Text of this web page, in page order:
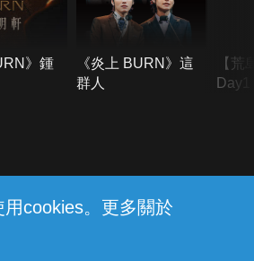
cookies。更多關於
》鍾
《炎上 BURN》這
群人
【荒